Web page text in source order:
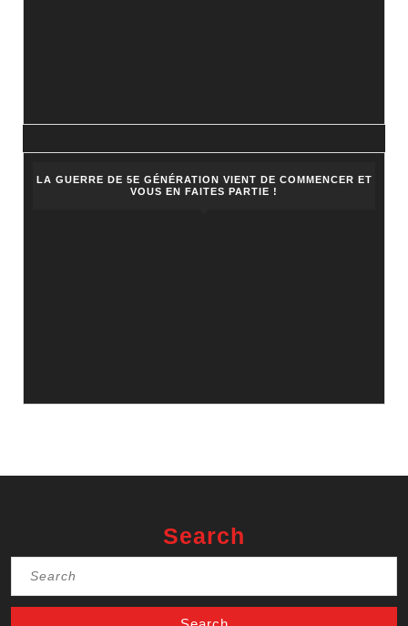
LA GUERRE DE 5E GÉNÉRATION VIENT DE COMMENCER ET
VOUS EN FAITES PARTIE !
Search